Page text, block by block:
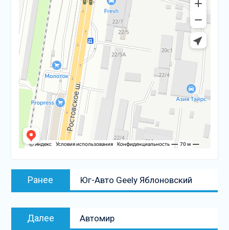
Навигация
Ранее
Предыдущая
запись:
Юг-Авто Geely Яблоновский
Далее
Следующая
запись
Автомир